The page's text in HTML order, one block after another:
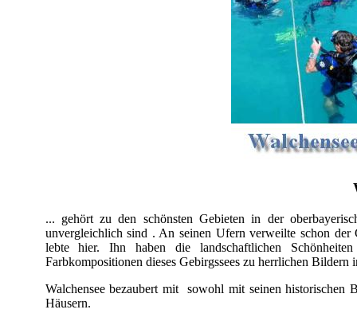
... gehört zu den schönsten Gebieten in der
unvergleichlich sind . An seinen Ufern verweilte schon
lebte hier. Ihn haben die landschaftlichen
Farbkompositionen dieses Gebirgssees zu herrlichen Bildern
Walchensee bezaubert mit sowohl mit seinen
Häusern.